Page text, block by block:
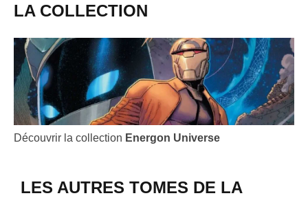
LA COLLECTION
Découvrir la collection Energon Universe
LES AUTRES TOMES DE LA